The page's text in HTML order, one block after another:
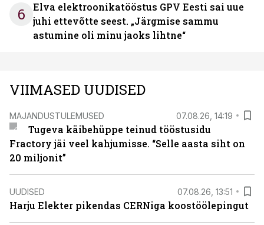
6
Elva elektroonikatööstus GPV Eesti sai uue
juhi ettevõtte seest. „Järgmise sammu
astumine oli minu jaoks lihtne“
VIIMASED UUDISED
MAJANDUSTULEMUSED 07.08.26, 14:19
Tugeva käibehüppe teinud tööstusidu
Fractory jäi veel kahjumisse. “Selle aasta siht on
20 miljonit”
UUDISED 07.08.26, 13:51
Harju Elekter pikendas CERNiga koostöölepingut